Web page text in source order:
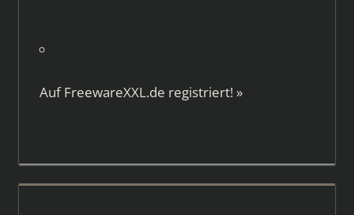
AufFreewareXXL.de registriert! »